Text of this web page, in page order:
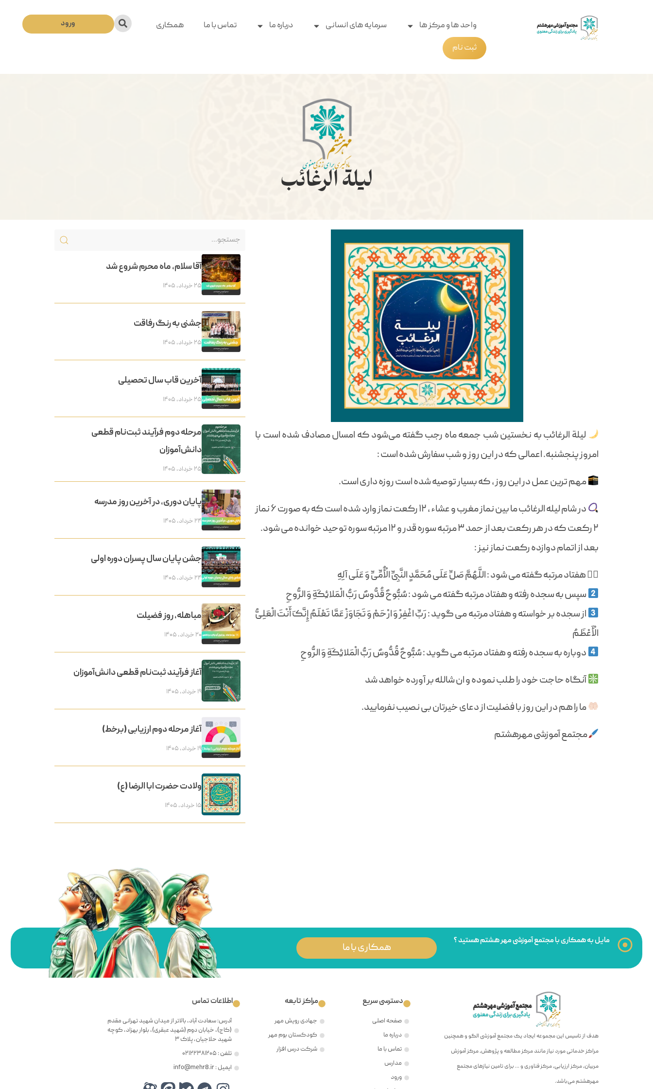
واحد ها و مرکز ها سرمایه های انسانی درباره ما تماس با ما
همکاری
ثبت نام
ورود
لیلة الرغائب
لیلة الرغائب به نخستین شب جمعه ماه رجب گفته می‌شود که امسال مصادف شده است با
امروز پنجشنبه. اعمالی که در این روز و شب سفارش شده است :
مهم ترین عمل در این روز ، که بسیار توصیه شده است روزه داری است.
در شام لیله الرغائب ما بین نماز مغرب و عشاء ، ۱۲ رکعت نماز وارد شده است که به صورت ۶ نماز
۲ رکعت که در هر رکعت بعد از حمد ۳ مرتبه سوره قدر و ۱۲ مرتبه سوره توحید خوانده می شود.
بعد از اتمام دوازده رکعت نماز نیز :
۱️⃣ هفتاد مرتبه گفته می شود : اللَّهُمَّ صَلِّ عَلَی مُحَمَّدٍ النَّبِیِّ الْأُمِّیِّ وَ عَلَی آلِهِ
سپس به سجده رفته و هفتاد مرتبه گفته می شود : سُبُّوحٌ قُدُّوسٌ رَبُّ الْمَلائِکَةِ وَ الرُّوحِ
از سجده بر خواسته و هفتاد مرتبه می گوید : رَبِّ اغْفِرْ وَ ارْحَمْ وَ تَجَاوَزْ عَمَّا تَعْلَمُ إِنَّکَ أَنْتَ الْعَلِیُّ
الْأَعْظَمُ
دوباره به سجده رفته و هفتاد مرتبه می گوید : سُبُّوحٌ قُدُّوسٌ رَبُّ الْمَلائِکَةِ وَ الرُّوحِ
آنگاه حاجت خود را طلب نموده و ان شالله بر آورده خواهد شد
ما را هم در این روز با فضلیت از دعای خیرتان بی نصیب نفرمایید.
مجتمع آموزشی مهرهشتم
آقا سلام، ماه محرم شروع شد
۲۵ خرداد, ۱۴۰۵
جشنی به رنگ رفاقت
۲۵ خرداد, ۱۴۰۵
آخرین قاب سال تحصیلی
۲۵ خرداد, ۱۴۰۵
مرحله دوم فرآیند ثبت‌نام قطعی
دانش‌آموزان
۲۵ خرداد, ۱۴۰۵
پایان دوری، در آخرین روز مدرسه
۲۴ خرداد, ۱۴۰۵
جشن پایان سال پسران دوره اولی
۲۴ خرداد, ۱۴۰۵
مباهله، روز فضیلت
۲۰ خرداد, ۱۴۰۵
آغاز فرآیند ثبت‌نام قطعی دانش‌آموزان
۱۹ خرداد, ۱۴۰۵
آغاز مرحله دوم ارزیابی (برخط)
۱۹ خرداد, ۱۴۰۵
ولادت حضرت ابا الرضا (ع)
۱۵ خرداد, ۱۴۰۵
مایل به همکاری با مجتمع آموزشی مهر هشتم هستید ؟
همکاری با ما
هدف از تاسیس این مجموعه ایجاد یک مجتمع آموزشی الگو و همچنین
مراکز خدماتی مورد نیاز مانند مرکز مطالعه و پژوهش، مرکز آموزش
مربیان، مرکز ارزیابی، مرکز فناوری و … برای تامین نیازهای مجتمع
مهرهشتم می‌باشد.
دسترسی سریع
صفحه اصلی
درباره ما
تماس با ما
مدارس
ورود
مراکز تابعه
جهادی رویش مهر
کودکستان بوم مهر
شرکت درس افزار
اطلاعات تماس
آدرس: سعادت آباد، بالاتر از میدان شهید تهرانی مقدم
(کاج)، خیابان دوم (شهید عبقری)، بلوار بهزاد، کوچه
شهید حلاجیان، پلاک ۳
تلفن : ۰۲۱۲۲۳۸۱۲۰۵
ایمیل : info@mehr8.ir